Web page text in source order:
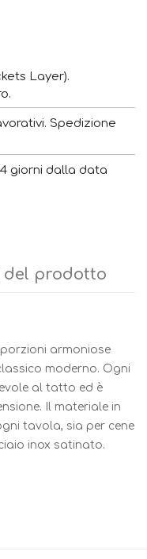
Layer).
Spedizione
giorni dalla data
del prodotto
armoniose
moderno. Ogni
al tatto ed è
Il materiale in
tavola, sia per cene
inox satinato.